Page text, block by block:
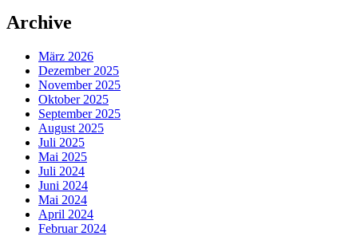
Archive
März 2026
Dezember 2025
November 2025
Oktober 2025
September 2025
August 2025
Juli 2025
Mai 2025
Juli 2024
Juni 2024
Mai 2024
April 2024
Februar 2024